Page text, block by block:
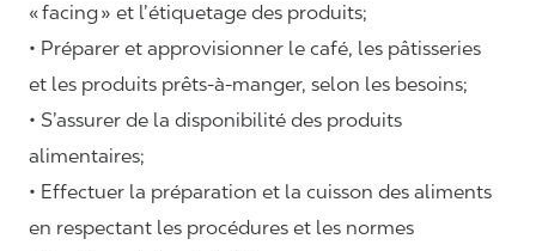
«facing» et l’étiquetage des produits;
• Préparer et approvisionner le café, les pâtisseries
et les produits prêts-à-manger, selon les besoins;
• S’assurer de la disponibilité des produits
alimentaires;
• Effectuer la préparation et la cuisson des aliments
en respectant les procédures et les normes